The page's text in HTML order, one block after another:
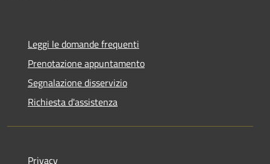
Leggi le domande frequenti
Prenotazione appuntamento
Segnalazione disservizio
Richiesta d'assistenza
Privacy